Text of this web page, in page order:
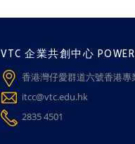
VTC 企業共創中心
香港灣仔愛群道六號香港
itcc@vtc.edu.hk
2835 4501